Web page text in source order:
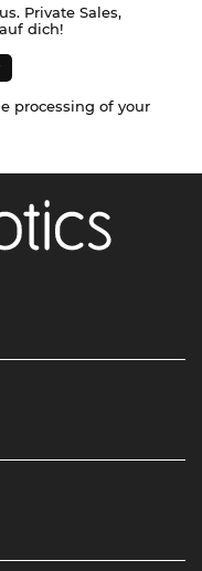
Private Sales,
dich!
processing of your